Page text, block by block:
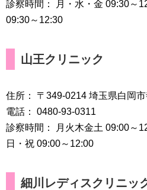
診察時間： 月・水・金 09:30～
09:30～12:30
山王クリニック
住所： 〒349-0214 埼玉県白岡
電話： 0480-93-0311
診察時間： 月火木金土 09:00～
日・祝 09:00～12:00
細川レディスクリニッ